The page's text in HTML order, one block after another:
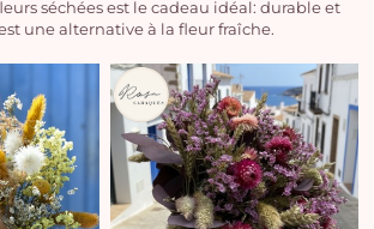
séchées est le cadeau idéal: durable et
une alternative à la fleur fraîche.